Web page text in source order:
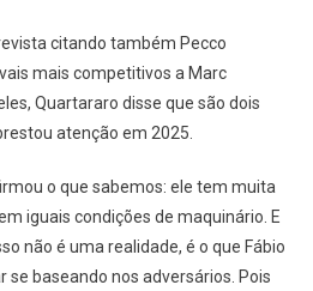
citando também Pecco
mais competitivos a Marc
Quartararo disse que são dois
atenção em 2025.
o que sabemos: ele tem muita
iguais condições de maquinário. E
não é uma realidade, é o que Fábio
baseando nos adversários. Pois